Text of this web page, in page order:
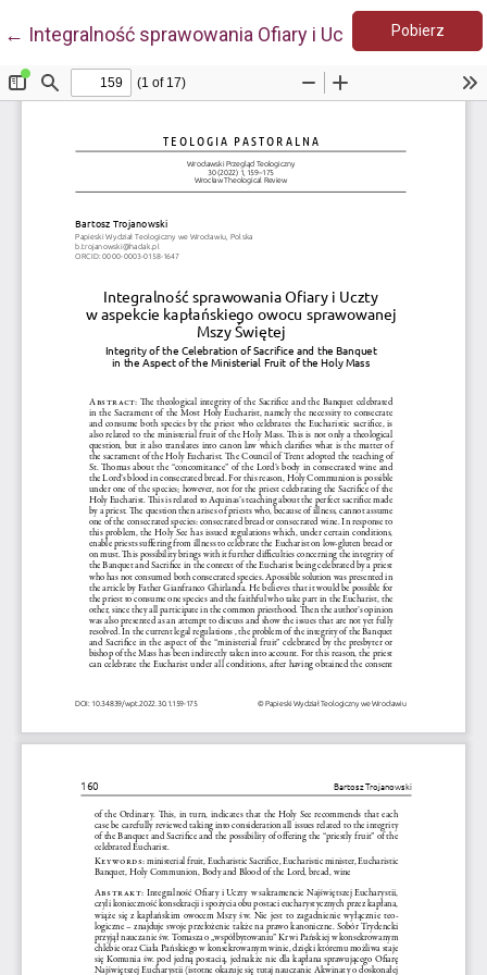
← Wróć do szczegółów artykułu
Integralność sprawowania Ofiary i Uczty wPobierz